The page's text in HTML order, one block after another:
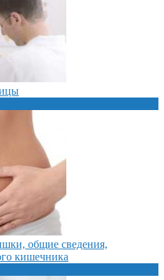
общие сведения,
кишечника